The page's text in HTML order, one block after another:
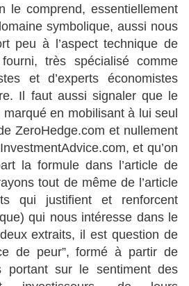
le comprend, essentiellement
symbolique, aussi nous
peu à l’aspect technique de
très spécialisé comme
et d’experts économistes
Il faut aussi signaler que le
en mobilisant à lui seul
ZeroHedge.com et nullement
et qu’on
la formule dans l’article de
tout de même de l’article
qui justifient et renforcent
qui nous intéresse dans le
extraits, il est question de
de peur”, formé à partir de
portant sur le sentiment des